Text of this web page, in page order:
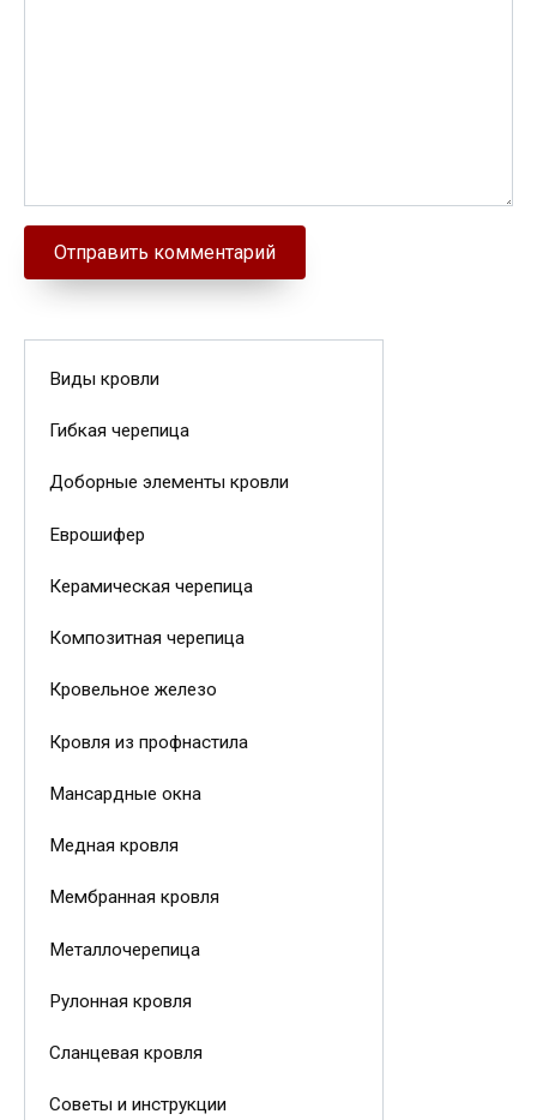
Виды кровли
Гибкая черепица
Доборные элементы кровли
Еврошифер
Керамическая черепица
Композитная черепица
Кровельное железо
Кровля из профнастила
Мансардные окна
Медная кровля
Мембранная кровля
Металлочерепица
Рулонная кровля
Сланцевая кровля
Советы и инструкции